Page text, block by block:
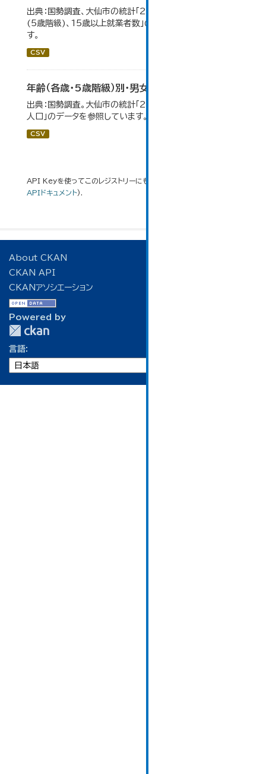
出典：国勢調査、大仙市の統計「2-7 産業(大分類)、年齢
(5歳階級)、15歳以上就業者数」のデータを参照していま
す。
CSV
年齢（各歳・5歳階級）別・男女別人口
出典：国勢調査。大仙市の統計「2-1 年齢（各歳）別・男女別
人口」のデータを参照しています。
CSV
API Keyを使ってこのレジストリーにもアクセス可能です
APIドキュメント).
About CKAN
CKAN API
CKANアソシエーション
Powered by
言語